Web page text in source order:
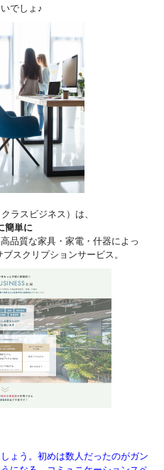
でしょ♪
ラスビジネス）は、
簡単に
品質な家具・家電・什器によっ
スクリプションサービス。
ょう。初めは数人だったのがガン